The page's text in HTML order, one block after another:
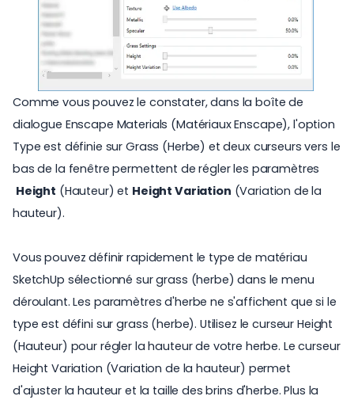
Comme vous pouvez le constater, dans la boîte de
dialogue Enscape Materials (Matériaux Enscape), l'option
Type est définie sur Grass (Herbe) et deux curseurs vers le
bas de la fenêtre permettent de régler les paramètres
Height (Hauteur) et Height Variation (Variation de la
hauteur).
Vous pouvez définir rapidement le type de matériau
SketchUp sélectionné sur grass (herbe) dans le menu
déroulant. Les paramètres d'herbe ne s'affichent que si le
type est défini sur grass (herbe). Utilisez le curseur Height
(Hauteur) pour régler la hauteur de votre herbe. Le curseur
Height Variation (Variation de la hauteur) permet
d'ajuster la hauteur et la taille des brins d'herbe. Plus la